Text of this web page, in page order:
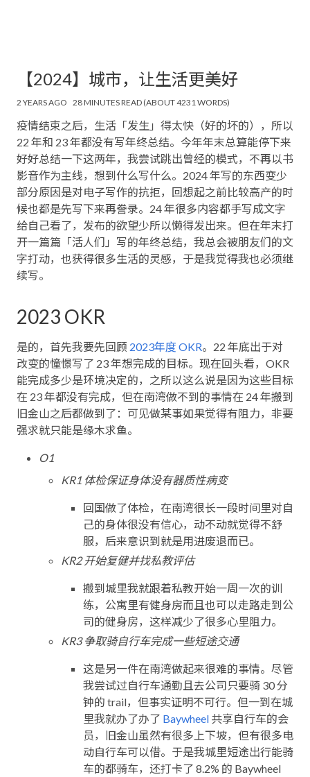
【2024】城市，让生活更美好
2 YEARS AGO 28 MINUTES READ (ABOUT 4231 WORDS)
疫情结束之后，生活「发生」得太快（好的坏的），所以
22 年和 23 年都没有写年终总结。今年年末总算能停下来
好好总结一下这两年，我尝试跳出曾经的模式，不再以书
影音作为主线，想到什么写什么。2024 年写的东西变少
部分原因是对电子写作的抗拒，回想起之前比较高产的时
候也都是先写下来再誊录。24 年很多内容都手写成文字
给自己看了，发布的欲望少所以懒得发出来。但在年末打
开一篇篇「活人们」写的年终总结，我总会被朋友们的文
字打动，也获得很多生活的灵感，于是我觉得我也必须继
续写。
2023 OKR
是的，首先我要先回顾 2023年度 OKR。22 年底出于对
改变的憧憬写了 23 年想完成的目标。现在回头看，OKR
能完成多少是环境决定的，之所以这么说是因为这些目标
在 23 年都没有完成，但在南湾做不到的事情在 24 年搬到
旧金山之后都做到了：可见做某事如果觉得有阻力，非要
强求就只能是缘木求鱼。
O1
KR1 体检保证身体没有器质性病变
回国做了体检，在南湾很长一段时间里对自
己的身体很没有信心，动不动就觉得不舒
服，后来意识到就是用进废退而已。
KR2 开始复健并找私教评估
搬到城里我就跟着私教开始一周一次的训
练，公寓里有健身房而且也可以走路走到公
司的健身房，这样减少了很多心里阻力。
KR3 争取骑自行车完成一些短途交通
这是另一件在南湾做起来很难的事情。尽管
我尝试过自行车通勤且去公司只要骑 30 分
钟的 trail，但事实证明不可行。但一到在城
里我就办了办了 Baywheel 共享自行车的会
员，旧金山虽然有很多上下坡，但有很多电
动自行车可以借。于是我城里短途出行能骑
车的都骑车，还打卡了 8.2% 的 Baywheel